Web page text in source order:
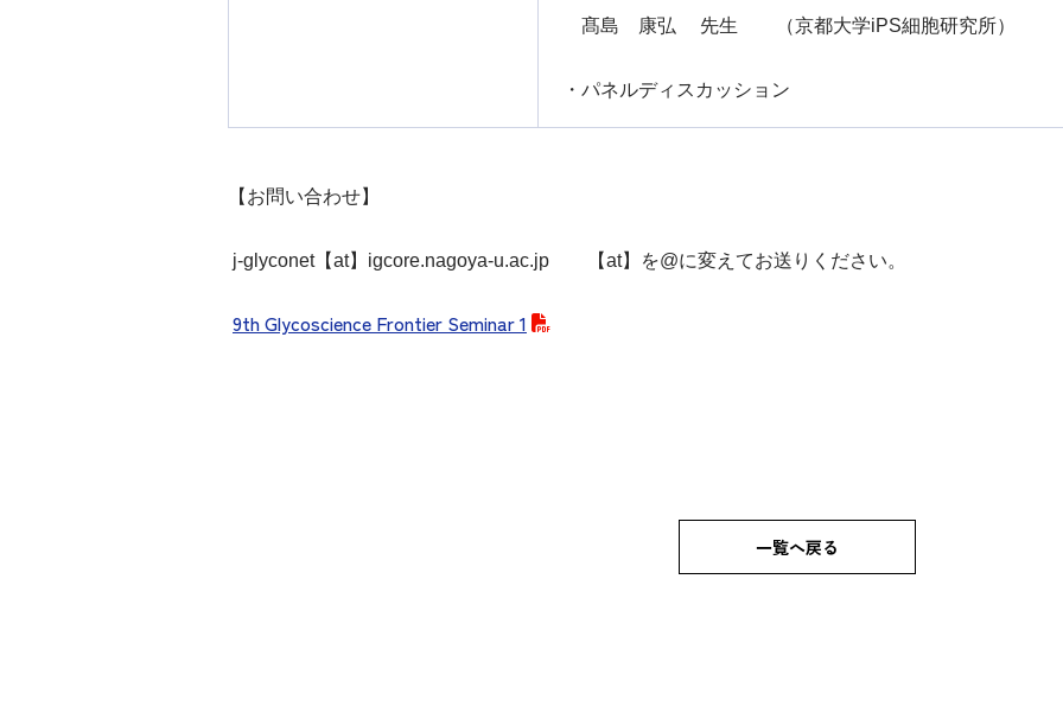
髙島 康弘 先生 （京都大学iPS細胞研究所）
・パネルディスカッション
【お問い合わせ】
j-glyconet【at】igcore.nagoya-u.ac.jp 【at】を@に変えてお送りください。
9th Glycoscience Frontier Seminar 1
一覧へ戻る